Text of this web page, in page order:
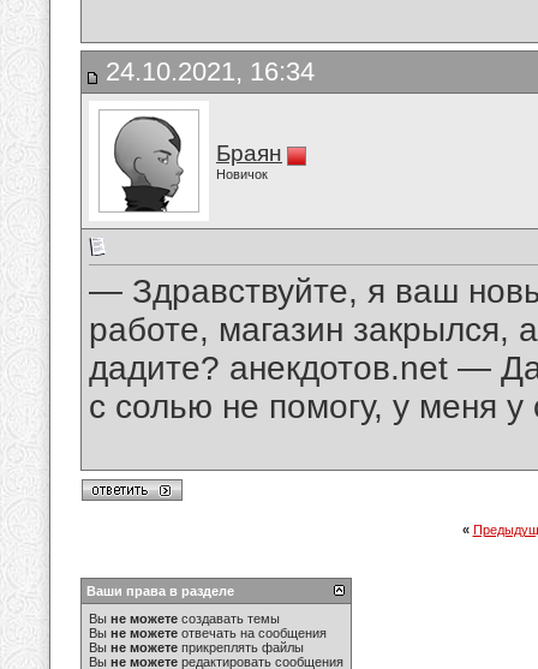
24.10.2021, 16:34
Браян
Новичок
— Здравствуйте, я ваш
работе, магазин закрылся,
дадите? aнeкдотов.net —
с солью не помогу, у меня
«
Ваши права в разделе
Вы не можете создавать темы
Вы не можете отвечать на сообщения
Вы не можете прикреплять файлы
Вы не можете редактировать сообщения